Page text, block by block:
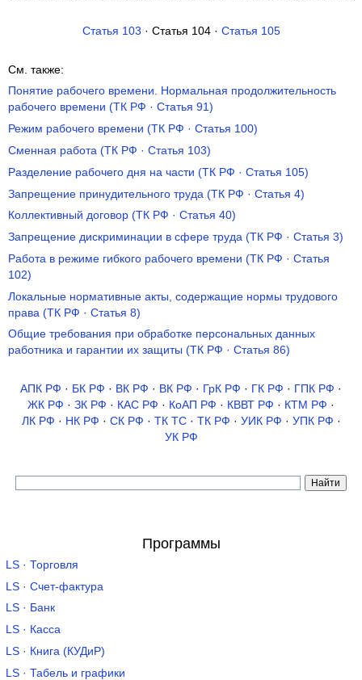
Статья 103 · Статья 104 · Статья 105
См. также:
Понятие рабочего времени. Нормальная продолжительность
рабочего времени (ТК РФ · Статья 91)
Режим рабочего времени (ТК РФ · Статья 100)
Сменная работа (ТК РФ · Статья 103)
Разделение рабочего дня на части (ТК РФ · Статья 105)
Запрещение принудительного труда (ТК РФ · Статья 4)
Коллективный договор (ТК РФ · Статья 40)
Запрещение дискриминации в сфере труда (ТК РФ · Статья 3)
Работа в режиме гибкого рабочего времени (ТК РФ · Статья
102)
Локальные нормативные акты, содержащие нормы трудового
права (ТК РФ · Статья 8)
Общие требования при обработке персональных данных
работника и гарантии их защиты (ТК РФ · Статья 86)
АПК РФ · БК РФ · ВК РФ · ВК РФ · ГрК РФ · ГК РФ · ГПК РФ ·
ЖК РФ · ЗК РФ · КАС РФ · КоАП РФ · КВВТ РФ · КТМ РФ ·
ЛК РФ · НК РФ · СК РФ · ТК TC· ТК РФ · УИК РФ · УПК РФ ·
УК РФ
Программы
LS · Торговля
LS · Счет-фактура
LS · Банк
LS · Касса
LS · Книга (КУДиР)
LS · Табель и графики